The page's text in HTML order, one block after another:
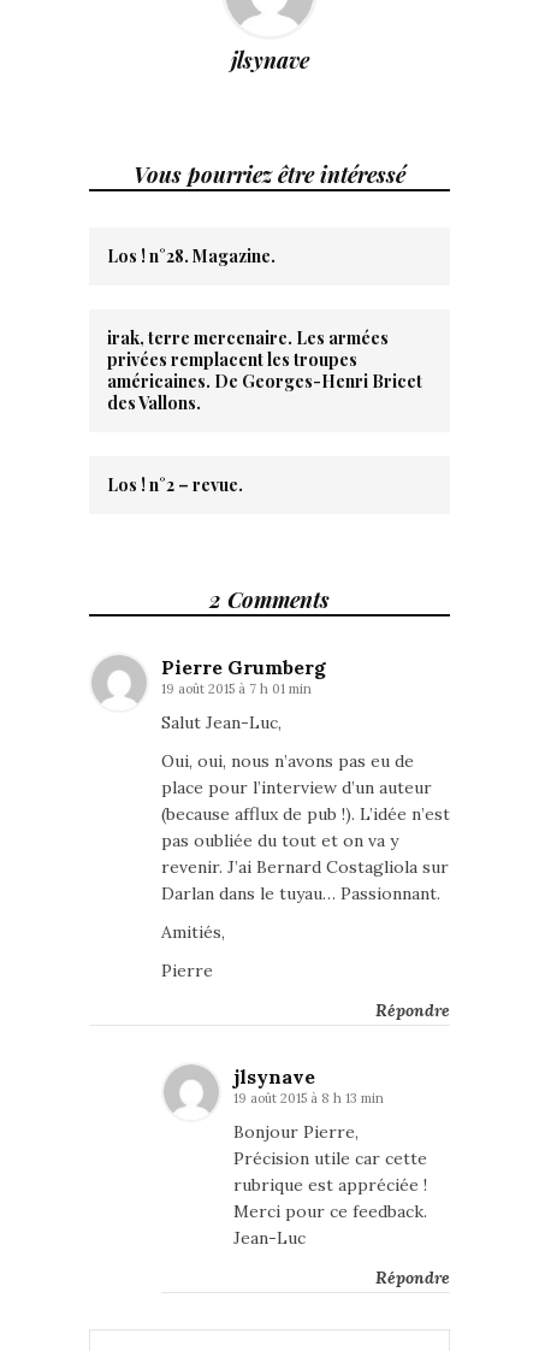
jlsynave
Vous pourriez être intéressé
Los ! n°28. Magazine.
irak, terre mercenaire. Les armées
privées remplacent les troupes
américaines. De Georges-Henri Bricet
des Vallons.
Los ! n°2 – revue.
2 Comments
Pierre Grumberg
19 août 2015 à 7 h 01 min
Salut Jean-Luc,
Oui, oui, nous n’avons pas eu de
place pour l’interview d’un auteur
(because afflux de pub !). L’idée n’est
pas oubliée du tout et on va y
revenir. J’ai Bernard Costagliola sur
Darlan dans le tuyau… Passionnant.
Amitiés,
Pierre
Répondre
jlsynave
19 août 2015 à 8 h 13 min
Bonjour Pierre,
Précision utile car cette
rubrique est appréciée !
Merci pour ce feedback.
Jean-Luc
Répondre